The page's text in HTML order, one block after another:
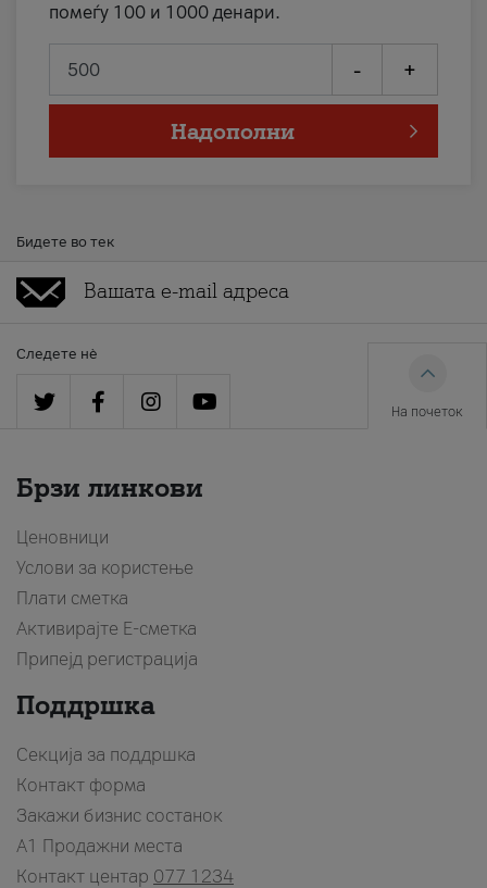
помеѓу 100 и 1000 денари.
- +
Надополни
Бидете во тек
Следете нè
На почеток
Брзи линкови
Ценовници
Услови за користење
Плати сметка
Активирајте Е-сметка
Припејд регистрација
Поддршка
Секција за поддршка
Контакт форма
Закажи бизнис состанок
A1 Продажни места
Контакт центар 077 1234